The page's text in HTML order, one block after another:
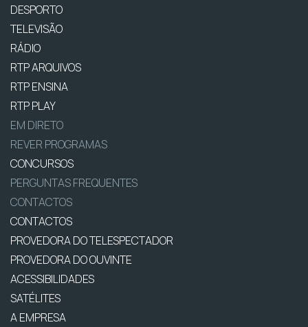
DESPORTO
TELEVISÃO
RÁDIO
RTP ARQUIVOS
RTP ENSINA
RTP PLAY
EM DIRETO
REVER PROGRAMAS
CONCURSOS
PERGUNTAS FREQUENTES
CONTACTOS
CONTACTOS
PROVEDORA DO TELESPECTADOR
PROVEDORA DO OUVINTE
ACESSIBILIDADES
SATÉLITES
A EMPRESA